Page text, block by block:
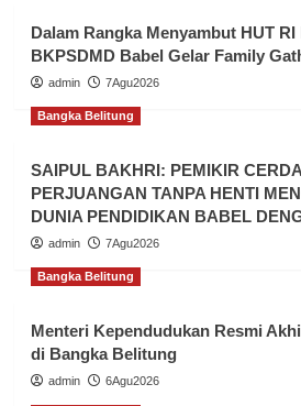
Dalam Rangka Menyambut HUT RI
BKPSDMD Babel Gelar Family
admin 7Agu2026
Bangka Belitung
SAIPUL BAKHRI: PEMIKIR
PERJUANGAN TANPA HENTI
DUNIA PENDIDIKAN BABEL
admin 7Agu2026
Bangka Belitung
Menteri Kependudukan Resmi
di Bangka Belitung
admin 6Agu2026